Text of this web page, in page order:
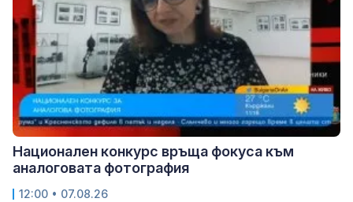
Национален конкурс връща фокуса към
аналоговата фотография
12:00 • 07.08.26